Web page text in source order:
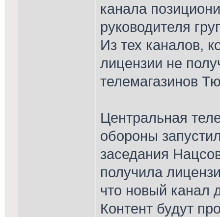
канала
руководителя
Из тех каналов,
лицензии не
телемагазинов
Центральная
обороны
заседания
получила
что новый канал
Контент будут